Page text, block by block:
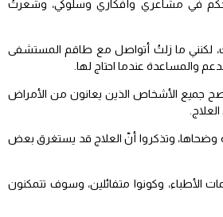
في مشاعري وأفكاري وسلوكي، وشعرتُ
لكنني ما زلتُ أتواصل مع طاقم المستشفى
والمساعدة عندما احتاج لها.
جميع الأشخاص الذين يعانون من الأمراض
وضحاها، وتذكروا أنّ العلاج قد يستغرق بعض
الأطباء، وكونوا متفائلين، وسوف تتمكنون